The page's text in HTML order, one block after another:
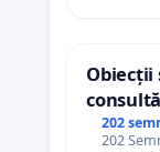
Obiecții
Plan
202
202